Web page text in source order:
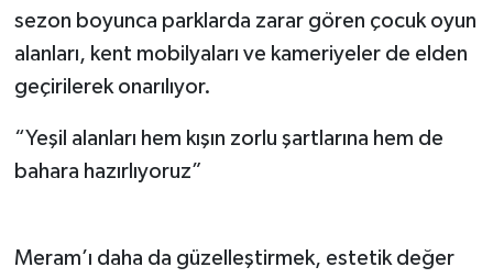
sezon boyunca parklarda zarar gören çocuk oyun
alanları, kent mobilyaları ve kameriyeler de elden
geçirilerek onarılıyor.
“Yeşil alanları hem kışın zorlu şartlarına hem de
bahara hazırlıyoruz”
Meram’ı daha da güzelleştirmek, estetik değer